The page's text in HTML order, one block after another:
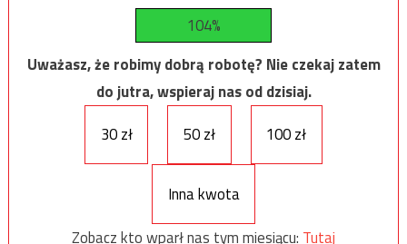
104%
Uważasz, że robimy dobrą robotę? Nie czekaj zatem
do jutra, wspieraj nas od dzisiaj.
30 zł
50 zł 100 zł
Inna kwota
Zobacz kto wparł nas tym miesiącu: Tutaj